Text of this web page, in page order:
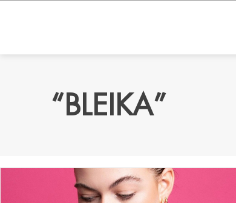
“BLEIKA”